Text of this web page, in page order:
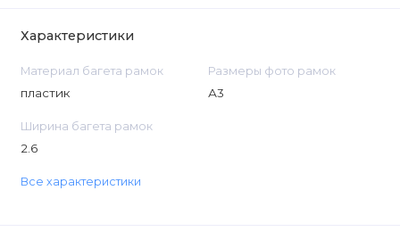
Характеристики
Материал багета рамок
пластик
Размеры фото рамок
А3
Ширина багета рамок
2.6
Все характеристики